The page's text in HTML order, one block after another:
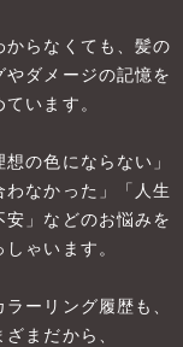
らなくても、髪の
ダメージの記憶を
います。
の色にならない」
わなかった」「人生
」などのお悩みを
ゃいます。
ーリング履歴も、
まだから、